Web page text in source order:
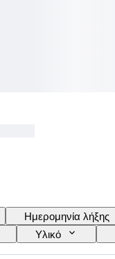
Ημερομηνία λήξης
Υλικό
Γλώσσα